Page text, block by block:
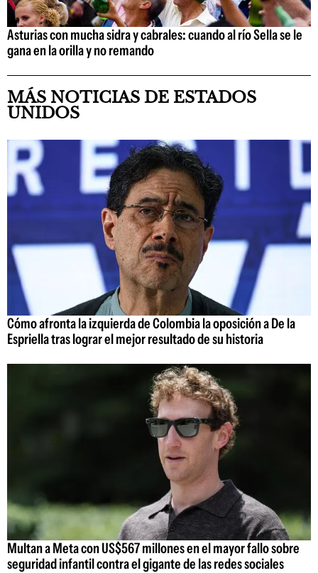
Asturias con mucha sidra y cabrales: cuando al río Sella se le
gana en la orilla y no remando
MÁS NOTICIAS DE ESTADOS
UNIDOS
Cómo afronta la izquierda de Colombia la oposición a De la
Espriella tras lograr el mejor resultado de su historia
Multan a Meta con US$567 millones en el mayor fallo sobre
seguridad infantil contra el gigante de las redes sociales